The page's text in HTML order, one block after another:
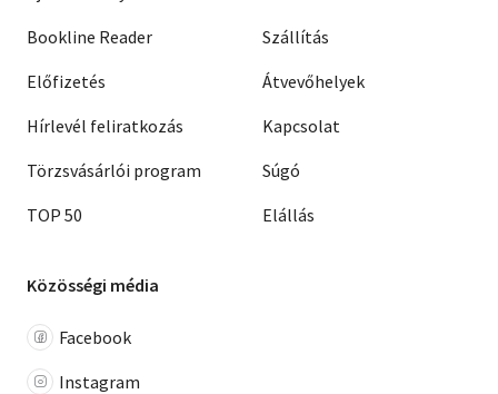
Bookline Reader
Előfizetés
Hírlevél feliratkozás
Törzsvásárlói program
TOP 50
Szállítás
Átvevőhelyek
Kapcsolat
Súgó
Elállás
Közösségi média
Facebook
Instagram